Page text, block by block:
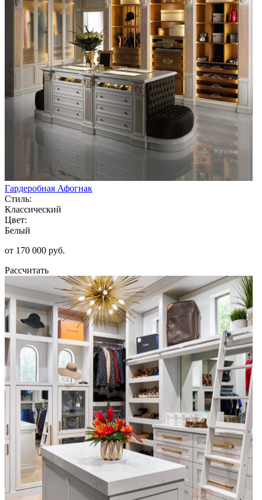
Гардеробная Афогнак
Стиль:
Классический
Цвет:
Белый
от 170 000 руб.
Рассчитать